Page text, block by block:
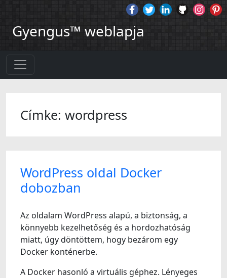
Gyengus™ weblapja
Címke: wordpress
WordPress oldal Docker
dobozban
Az oldalam WordPress alapú, a biztonság, a
könnyebb kezelhetőség és a hordozhatóság
miatt, úgy döntöttem, hogy bezárom egy
Docker konténerbe.
A Docker hasonló a virtuális géphez. Lényeges